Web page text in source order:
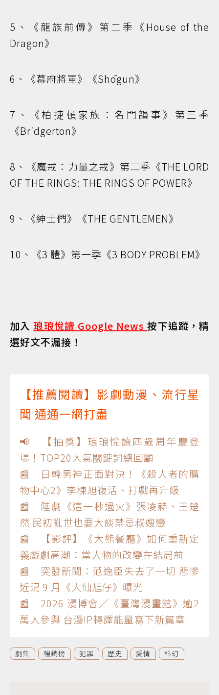
5、《龍族前傳》第二季《House of the
Dragon》
6、《幕府將軍》《Shōgun》
7、《柏捷頓家族：名門韻事》第三季
《Bridgerton》
8、《魔戒：力量之戒》第二季《THE LORD
OF THE RINGS: THE RINGS OF POWER》
9、《紳士們》《THE GENTLEMEN》
10、《3 體》第一季《3 BODY PROBLEM》
加入琅琅悅讀 Google News按下追蹤，精
選好文不漏接！
【推薦閱讀】影劇動漫、流行星
聞 通通一網打盡
📢 【抽獎】琅琅悅讀四歲周年慶登
場！TOP20人氣關鍵詞總回顧
📰 日韓男神正面對決！《殺人者的購
物中心2》李棟旭復活、打戲再升級
📰 陸劇《這一秒過火》張凌赫、王楚
然 民初亂世也要大談禁忌叔嫂戀
📰 【影評】《大熊餐廳》如何重新定
義戲劇高潮：當人物的改變在結局前
📰 突發新聞：范逸臣失去了一切 悲慘
近況 9 月《大仙尪仔》曝光
📰 2026 漫博會／《臺灣漫畫館》逾2
萬人參與 台漫IP轉譯能量寫下新篇章
劇集 暢銷榜 犯罪 歷史 愛情 科幻